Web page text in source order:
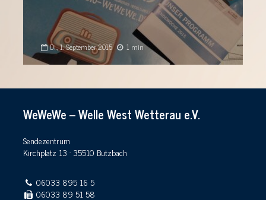
Di., 1. September 2015 1 min
WeWeWe – Welle West Wetterau e.V.
Sendezentrum
Kirchplatz 13 · 35510 Butzbach
06033 895 16 5
06033 89 51 58